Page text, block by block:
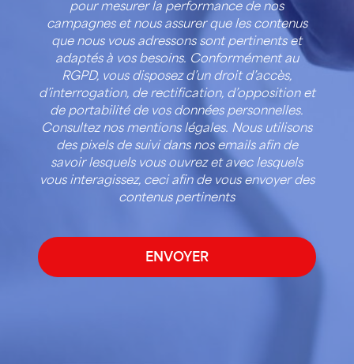
pour mesurer la performance de nos
campagnes et nous assurer que les contenus
que nous vous adressons sont pertinents et
adaptés à vos besoins. Conformément au
RGPD, vous disposez d’un droit d’accès,
d’interrogation, de rectification, d’opposition et
de portabilité de vos données personnelles.
Consultez nos mentions légales. Nous utilisons
des pixels de suivi dans nos emails afin de
savoir lesquels vous ouvrez et avec lesquels
vous interagissez, ceci afin de vous envoyer des
contenus pertinents